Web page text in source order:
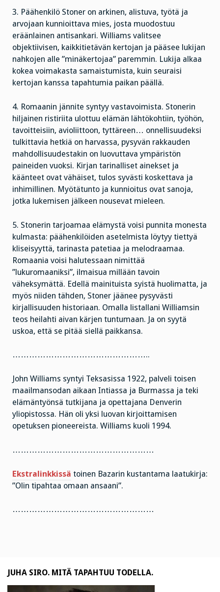
3. Päähenkilö Stoner on arkinen, alistuva, työtä ja
arvojaan kunnioittava mies, josta muodostuu
eräänlainen antisankari. Williams valitsee
objektiivisen, kaikkitietävän kertojan ja pääsee lukijan
nahkojen alle ”minäkertojaa” paremmin. Lukija alkaa
kokea voimakasta samaistumista, kuin seuraisi
kertojan kanssa tapahtumia paikan päällä.
4. Romaanin jännite syntyy vastavoimista. Stonerin
hiljainen ristiriita ulottuu elämän lähtökohtiin, työhön,
tavoitteisiin, avioliittoon, tyttäreen… onnellisuudeksi
tulkittavia hetkiä on harvassa, pysyvän rakkauden
mahdollisuudestakin on luovuttava ympäristön
paineiden vuoksi. Kirjan tarinalliset ainekset ja
käänteet ovat vähäiset, tulos syvästi koskettava ja
inhimillinen. Myötätunto ja kunnioitus ovat sanoja,
jotka lukemisen jälkeen nousevat mieleen.
5. Stonerin tarjoamaa elämystä voisi punnita monesta
kulmasta: päähenkilöiden asetelmista löytyy tiettyä
kliseisyyttä, tarinasta patetiaa ja melodraamaa.
Romaania voisi halutessaan nimittää
”lukuromaaniksi”, ilmaisua millään tavoin
väheksymättä. Edellä mainituista syistä huolimatta, ja
myös niiden tähden, Stoner jäänee pysyvästi
kirjallisuuden historiaan. Omalla listallani Williamsin
teos heilahti aivan kärjen tuntumaan. Ja on syytä
uskoa, että se pitää siellä paikkansa.
…………………………………………..
John Williams syntyi Teksasissa 1922, palveli toisen
maailmansodan aikaan Intiassa ja Burmassa ja teki
elämäntyönsä tutkijana ja opettajana Denverin
yliopistossa. Hän oli yksi luovan kirjoittamisen
opetuksen pioneereista. Williams kuoli 1994.
……………………………………………
Ekstralinkkissä toinen Bazarin kustantama laatukirja:
”Olin tipahtaa omaan ansaani”.
……………………………………………
JUHA SIRO. MITÄ TAPAHTUU TODELLA.